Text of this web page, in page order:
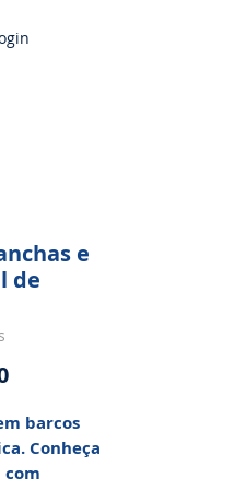
e
de
Preço
barcos
Conheça
com